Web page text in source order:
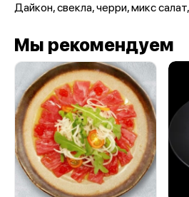
Дайкон, свекла, черри, микс
Мы рекомендуем